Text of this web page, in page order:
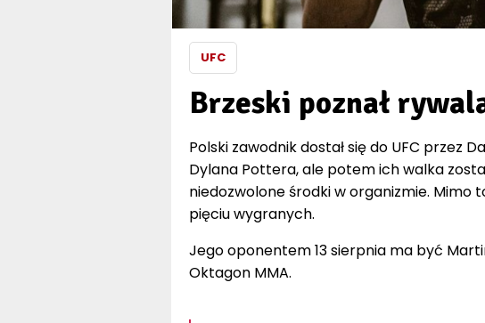
UFC
Brzeski poznał
Polski zawodnik dostał się do UFC przez
Dylana Pottera, ale potem ich walka
niedozwolone środki w organizmie. Mimo
pięciu wygranych.
Jego oponentem 13 sierpnia ma być
Oktagon MMA.